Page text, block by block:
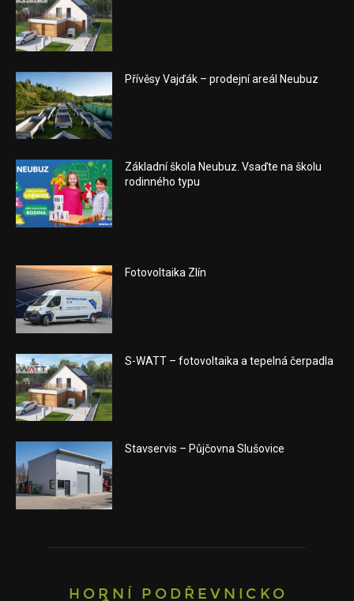
Přívěsy Vajďák – prodejní areál Neubuz
Základní škola Neubuz. Vsaďte na školu
rodinného typu
Fotovoltaika Zlín
S-WATT – fotovoltaika a tepelná čerpadla
Stavservis – Půjčovna Slušovice